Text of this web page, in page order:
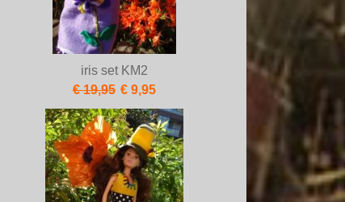
iris set KM2
€ 19,95 € 9,95